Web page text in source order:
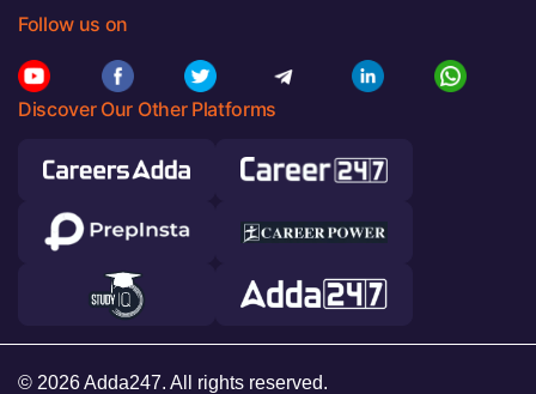
Follow us on
Discover Our Other Platforms
© 2026 Adda247. All rights reserved.